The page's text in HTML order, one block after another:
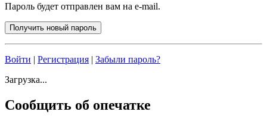
Пароль будет отправлен вам на e-mail.
Войти | Регистрация | Забыли пароль?
Загрузка...
Сообщить об опечатке